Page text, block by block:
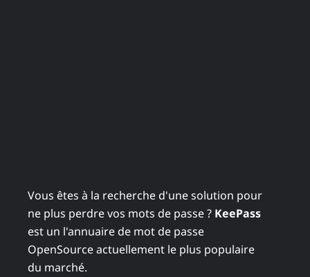
Vous êtes à la recherche d'une solution pour
ne plus perdre vos mots de passe ? KeePass
est un l'annuaire de mot de passe
OpenSource actuellement le plus populaire
du marché.